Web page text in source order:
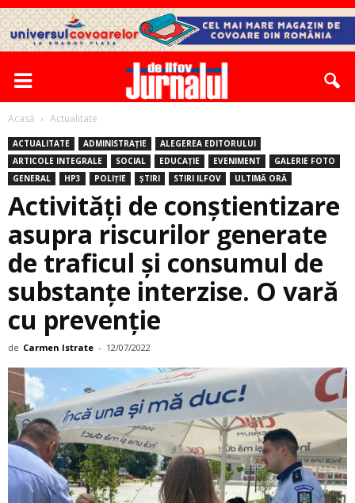
Acasă Actualitate
ACTUALITATE ADMINISTRAȚIE
ALEGEREA EDITORULUI
ARTICOLE INTEGRALE
SOCIAL EDUCAȚIE EVENIMENT
GALERIE FOTO
GENERAL
HP3 POLIȚIE ȘTIRI STIRI ILFOV ULTIMĂ ORĂ
Activități de conștientizare
asupra riscurilor generate
de traficul și consumul de
substanțe interzise. O vară
cu prevenție
de Carmen Istrate - 12/07/2022